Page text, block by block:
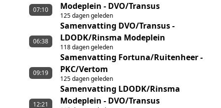
Modeplein - DVO/Transus
125 dagen geleden
07:10
Samenvatting DVO/Transus -
LDODK/Rinsma Modeplein
118 dagen geleden
06:38
Samenvatting Fortuna/Ruitenheer -
PKC/Vertom
125 dagen geleden
09:19
Samenvatting LDODK/Rinsma
Modeplein - DVO/Transus
12:21